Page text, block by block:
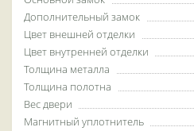
Дополнительный замок
Цвет внешней отделки
Цвет внутренней отделки
Толщина металла
Толщина полотна
Вес двери
Магнитный уплотнитель